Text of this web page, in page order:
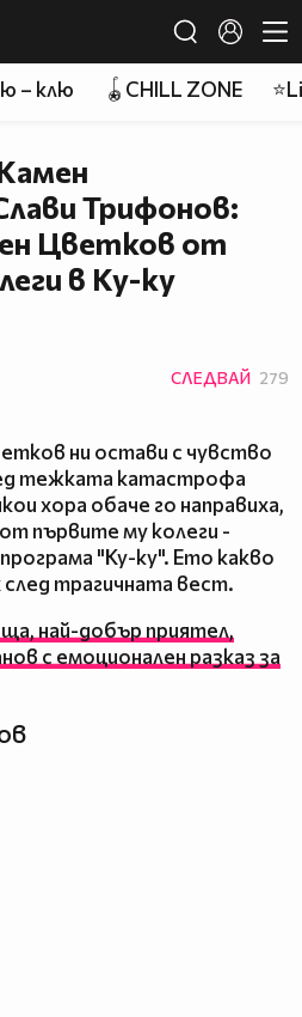
– клю 🪀CHILL ZONE
Трифонов:
Цветков от
в Ку-ку
СЛЕДВАЙ 279
ни остави с чувство
тежката катастрофа
хора обаче го направиха,
първите му колеги -
"Ку-ку". Ето какво
след трагичната вест.
най-добър приятел,
с емоционален разказ за